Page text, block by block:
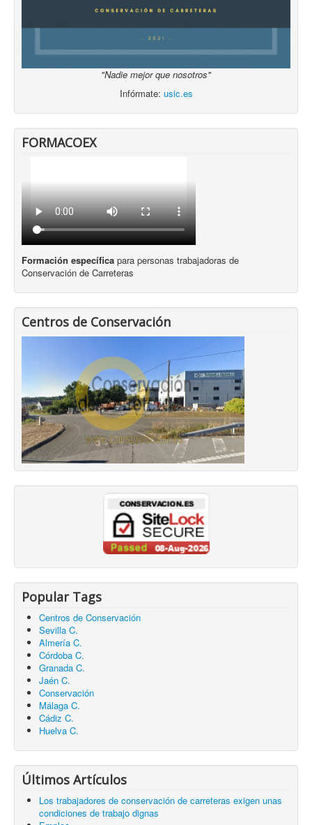
"Nadie mejor que nosotros"
Infórmate: usic.es
FORMACOEX
Formación específica para personas trabajadoras de
Conservación de Carreteras
Centros de Conservación
Popular Tags
Centros de Conservación
Sevilla C.
Almería C.
Córdoba C.
Granada C.
Jaén C.
Conservación
Málaga C.
Cádiz C.
Huelva C.
Últimos Artículos
Los trabajadores de conservación de carreteras exigen unas
condiciones de trabajo dignas